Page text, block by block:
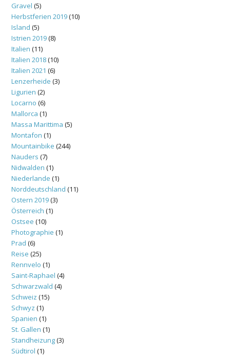
Gravel (5)
Herbstferien 2019(10)
Island (5)
Istrien 2019(8)
Italien (11)
Italien 2018(10)
Italien 2021 (6)
Lenzerheide (3)
Ligurien (2)
Locarno (6)
Mallorca (1)
Massa Marittima (5)
Montafon (1)
Mountainbike (244)
Nauders (7)
Nidwalden (1)
Niederlande (1)
Norddeutschland (11)
Ostern 2019(3)
Österreich (1)
Ostsee (10)
Photographie (1)
Prad (6)
Reise (25)
Rennvelo (1)
Saint-Raphael (4)
Schwarzwald (4)
Schweiz (15)
Schwyz (1)
Spanien (1)
St. Gallen (1)
Standheizung(3)
Südtirol (1)